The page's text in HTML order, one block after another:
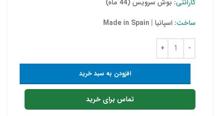
گارانتی: بوش سرویس (44 ماه)
ساخت: اسپانیا | Made in Spain
افزودن به سبد خرید
تماس برای خرید